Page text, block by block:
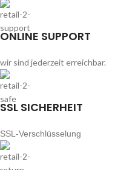
ONLINE SUPPORT
wir sind jederzeit erreichbar.
SSL SICHERHEIT
SSL-Verschlüsselung